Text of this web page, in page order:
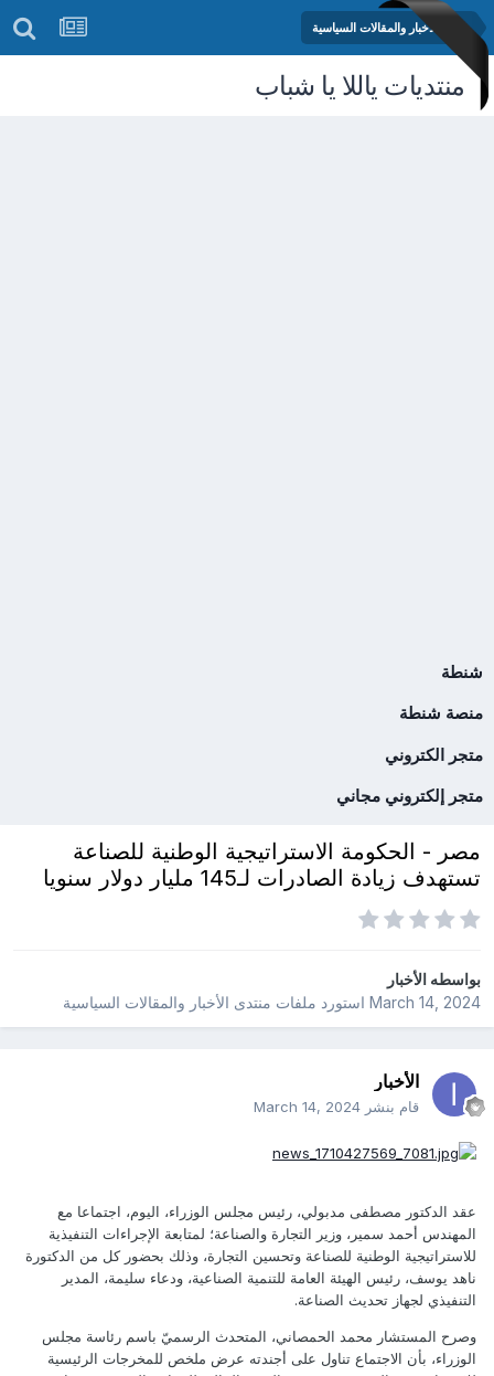
منتدى الأخبار والمقالات السياسية
منتديات ياللا يا شباب
شنطة
منصة شنطة
متجر الكتروني
متجر إلكتروني مجاني
مصر - الحكومة الاستراتيجية الوطنية للصناعة
تستهدف زيادة الصادرات لـ145 مليار دولار سنويا
بواسطهالأخبار
March 14, 2024استورد ملفات منتدى الأخبار والمقالات السياسية
الأخبار
قام بنشر March 14, 2024
عقد الدكتور مصطفى مدبولي، رئيس مجلس الوزراء، اليوم، اجتماعا مع
المهندس أحمد سمير، وزير التجارة والصناعة؛ لمتابعة الإجراءات التنفيذية
للاستراتيجية الوطنية للصناعة وتحسين التجارة، وذلك بحضور كل من الدكتورة
ناهد يوسف، رئيس الهيئة العامة للتنمية الصناعية، ودعاء سليمة، المدير
التنفيذي لجهاز تحديث الصناعة.
وصرح المستشار محمد الحمصاني، المتحدث الرسميّ باسم رئاسة مجلس
الوزراء، بأن الاجتماع تناول على أجندته عرض ملخص للمخرجات الرئيسية